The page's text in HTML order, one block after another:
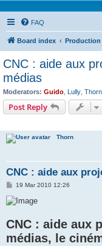
FAQ
Board index Production
CNC : aide aux
médias
Moderators: Guido Lully Thorn
Post Reply
Thorn
CNC : aide aux
P
s
t
19 Mar 2010 12:26
CNC : aide aux
médias, le